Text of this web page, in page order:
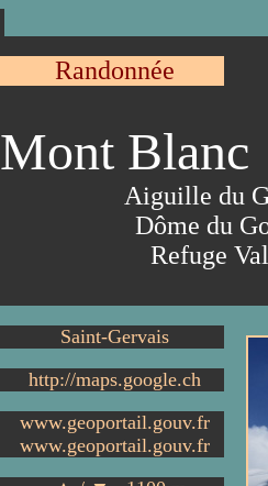
Randonnée
Mont
Aiguille du
Dôme du
Refuge
Saint-Gervais
http://maps.google.ch
www.geoportail.gouv.fr
www.geoportail.gouv.fr